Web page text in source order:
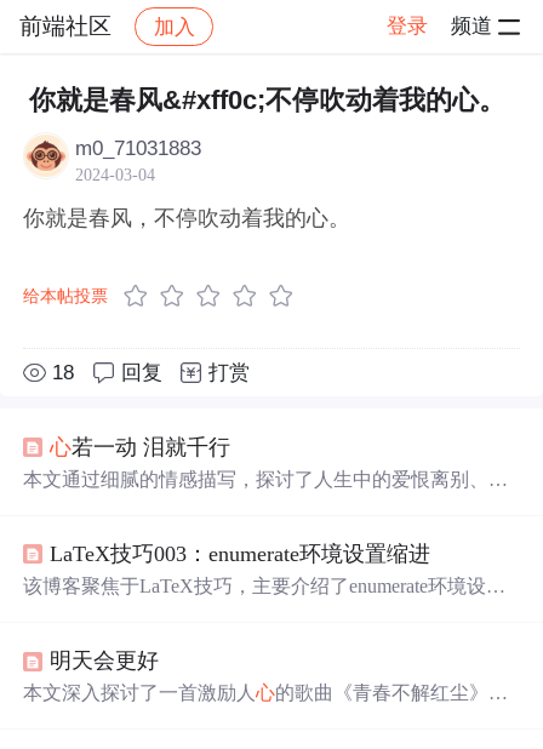
前端社区 加入 登录 频道
社区 前端社区 感慨 帖子详情
你就是春风&#xff0c;不停吹动着我的心。
m0_71031883
2024-03-04
你就是春风，不停吹动着我的心。
给本帖投票
18 回复 打赏
心若一动 泪就千行
本文通过细腻的情感描写，探讨了人生中的爱恨离别、记
悟。LaTeX技巧003：enumerate环境设置缩进
该博客聚焦于LaTeX技巧，主要介绍了enumerate环境设置
明天会更好
本文深入探讨了一首激励人心的歌曲《青春不解红尘》的